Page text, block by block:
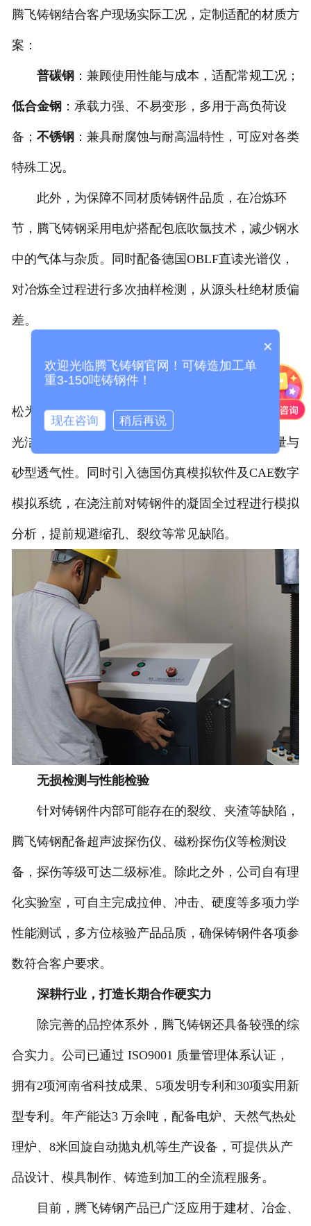
腾飞铸钢结合客户现场实际工况，定制适配的材质方
案：
普碳钢 ：兼顾使用性能与成本，适配常规工况；
低合金钢 ：承载力强、不易变形，多用于高负荷设
备； 不锈钢 ：兼具耐腐蚀与耐高温特性，可应对各类
特殊工况。
此外，为保障不同材质铸钢件品质，在冶炼环
节，腾飞铸钢采用电炉搭配包底吹氩技术，减少钢水
中的气体与杂质。同时配备德国OBLF直读光谱仪，
对冶炼全过程进行多次抽样检测，从源头杜绝材质偏
差。
针对铸钢件结构复杂的特点，腾飞铸钢选用樟子
松为原材料制作木模，确保模具结构稳固、表面平整
光洁。铸造环节采用水玻璃砂工艺，兼顾成型质量与
砂型透气性。同时引入德国仿真模拟软件及CAE数字
模拟系统，在浇注前对铸钢件的凝固全过程进行模拟
分析，提前规避缩孔、裂纹等常见缺陷。
无损检测与性能检验
针对铸钢件内部可能存在的裂纹、夹渣等缺陷，
腾飞铸钢配备超声波探伤仪、磁粉探伤仪等检测设
备，探伤等级可达二级标准。除此之外，公司自有理
化实验室，可自主完成拉伸、冲击、硬度等多项力学
性能测试，多方位核验产品品质，确保铸钢件各项参
数符合客户要求。
深耕行业，打造长期合作硬实力
除完善的品控体系外，腾飞铸钢还具备较强的综
合实力。公司已通过 ISO9001 质量管理体系认证，
拥有2项河南省科技成果、5项发明专利和30项实用新
型专利。年产能达3 万余吨，配备电炉、天然气热处
理炉、8米回旋自动抛丸机等生产设备，可提供从产
品设计、模具制作、铸造到加工的全流程服务。
目前，腾飞铸钢产品已广泛应用于建材、冶金、
×
欢迎光临腾飞铸钢官网！可铸造加工单
重3-150吨铸钢件！
现在咨询 稍后再说